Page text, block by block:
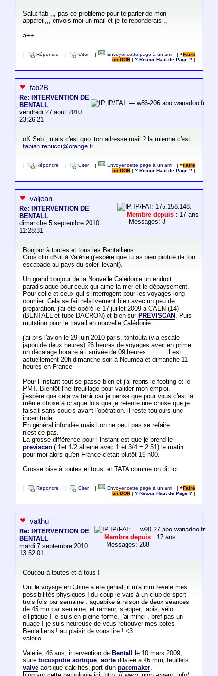
Salut fab ,,, pas de probleme pour te parler de mon
appareil,,, envois moi un mail et je te reponderais ,,
a++
Répondre Citer Envoyer cette page à un ami |
Faire
un DON
|? Retour Haut de Page ?
fab2B
Re: INTERVENTION DE
BENTALL
vendredi 27 août 2010
23:26:21
IP/FAI: ---.w86-206.abo.wanadoo.fr
oK Seb , mais c'est quoi ton adresse mail ? la mienne c'est
fabian.renucci@orange.fr.
Répondre Citer Envoyer cette page à un ami |
Faire
un DON
|? Retour Haut de Page ?
valjean
Re: INTERVENTION DE
BENTALL
dimanche 5 septembre 2010
11:28:31
IP/FAI: 175.158.148.---
Membre depuis : 17 ans
- Messages: 8
Bonjour à toutes et tous les Bentalliens.
Gros clin d'½il à Valérie (j'espère que tu as bien profité de ton
escapade au pays du soleil levant).
Un grand bonjour de la Nouvelle Calédonie un endroit
paradisiaque pour ceux qui aime la mer et le dépaysement.
Pour celle et ceux qui s interrogent pour les voyages long
courrier. Cela se fait relativement bien avec un peu de
préparation. j'ai été opéré le 17 juillet 2009 à CAEN (14)
(BENTALL et tube DACRON) et bien sur PREVISCAN . Puis
mutation pour le travail en nouvelle Calédonie.
j'ai pris l'avion le 29 juin 2010 paris, tontouta (via escale
japon de deux heures) 26 heures de voyages avec en prime
un décalage horaire à l arrivée de 09 heures ..........il est
actuellement 20h dimanche soir à Nouméa et dimanche 11
heures en France.
Pour l instant tout se passe bien et j'ai repris le footing et le
PMT. Bientôt l'helitreuillage pour valider mon emploi.
j'espère que cela va tenir car je pense que pour vous c'est la
même chose à chaque fois que je retente une chose que je
faisait sans soucis avant l'opération. il reste toujours une
incertitude.
En général infondée.mais l on ne peut pas se refaire.
n'est ce pas.
La grosse différence pour l instant est que je prend le
previscan( 1et 1/2 alterné avec 1 et 3/4 = 2.51) le matin
pour moi alors qu'en France c'était plutôt 19 h00.
Grosse bise à toutes et tous .et TATA comme on dit ici.
Répondre Citer Envoyer cette page à un ami |
Faire
un DON
|? Retour Haut de Page ?
valthu
Re: INTERVENTION DE
BENTALL
mardi 7 septembre 2010
13:52:01
IP/FAI: ---.w90-27.abo.wanadoo.fr
Membre depuis : 17 ans
- Messages: 288
Coucou à toutes et à tous !
Oui le voyage en Chine a été génial, il m'a mm révélé mes
possibilités physiques ! du coup je vais à un club de sport
trois fois par semaine : aquabike à raison de deux séances
de 45 mn par semaine, et rameur, stepper, tapis, vélo
elliptique ! je suis en pleine forme, j'ai minci , bref pas un
nuage ! je suis heureuse de vous retrouver mes potes
Bentalliens ! au plaisir de vous lire ! <3
valérie
Valérie, 46 ans, intervention de Bentall
le 10 mars 2009,
suite bicuspidie aortique, aortedilatée à 46 mm, feuillets
valveaortique calcifiés, port d'un pacemaker.